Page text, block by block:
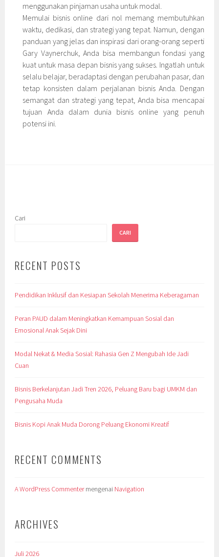
menggunakan pinjaman usaha untuk modal.
Memulai bisnis online dari nol memang membutuhkan
waktu, dedikasi, dan strategi yang tepat. Namun, dengan
panduan yang jelas dan inspirasi dari orang-orang seperti
Gary Vaynerchuk, Anda bisa membangun fondasi yang
kuat untuk masa depan bisnis yang sukses. Ingatlah untuk
selalu belajar, beradaptasi dengan perubahan pasar, dan
tetap konsisten dalam perjalanan bisnis Anda. Dengan
semangat dan strategi yang tepat, Anda bisa mencapai
tujuan Anda dalam dunia bisnis online yang penuh
potensi ini.
Cari
CARI
RECENT POSTS
Pendidikan Inklusif dan Kesiapan Sekolah Menerima Keberagaman
Peran PAUD dalam Meningkatkan Kemampuan Sosial dan
Emosional Anak Sejak Dini
Modal Nekat & Media Sosial: Rahasia Gen Z Mengubah Ide Jadi
Cuan
Bisnis Berkelanjutan Jadi Tren 2026, Peluang Baru bagi UMKM dan
Pengusaha Muda
Bisnis Kopi Anak Muda Dorong Peluang Ekonomi Kreatif
RECENT COMMENTS
A WordPress Commentermengenai Navigation
ARCHIVES
Juli 2026